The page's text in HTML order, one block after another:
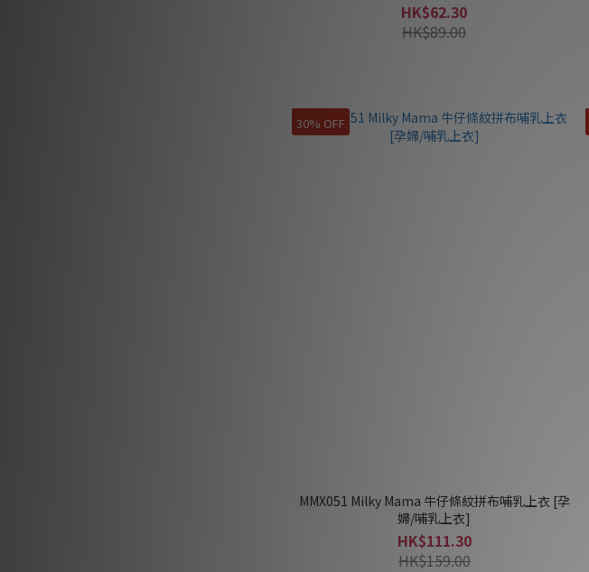
HK$62.30
HK$89.00
30% OFF
MMX051 Milky Mama 牛仔條紋拼布哺乳上衣 [孕
婦/哺乳上衣]
HK$111.30
HK$159.00